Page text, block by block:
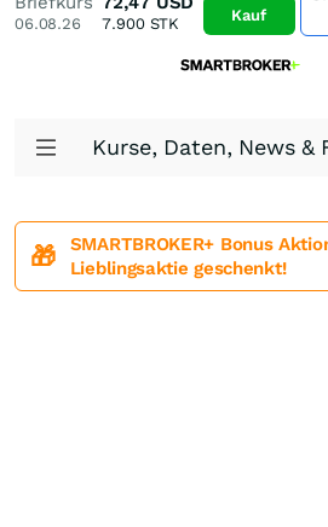
06.08.26 7.900STK Kauf
Kurse, Daten, News &
🎁
SMARTBROKER+ Bonus
Lieblingsaktie geschenkt!